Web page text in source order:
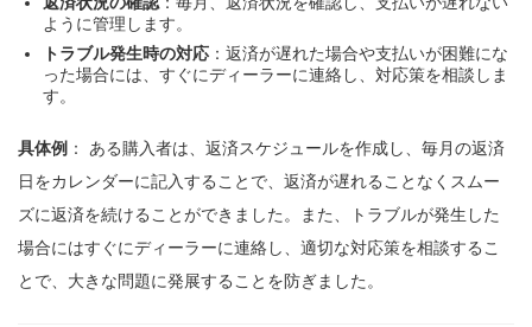
ように管理します。
トラブル発生時の対応 ：返済が遅れた場合や支払いが困難にな
った場合には、すぐにディーラーに連絡し、対応策を相談しま
す。
具体例 ： ある購入者は、返済スケジュールを作成し、毎月の返済
日をカレンダーに記入することで、返済が遅れることなくスムー
ズに返済を続けることができました。また、トラブルが発生した
場合にはすぐにディーラーに連絡し、適切な対応策を相談するこ
とで、大きな問題に発展することを防ぎました。